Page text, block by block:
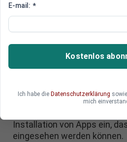
App-Anbieter können auf persönliche
Kein Respekt vor
Facebook ab
Facebook muss die seit Juli
Dritte einstellen, fordern
Ohne ausreichend darauf
Installation von Apps ein,
eingesehen werden können.
E-mail: *
Kostenlos
Ich habe die Datenschutzerklärung
mich